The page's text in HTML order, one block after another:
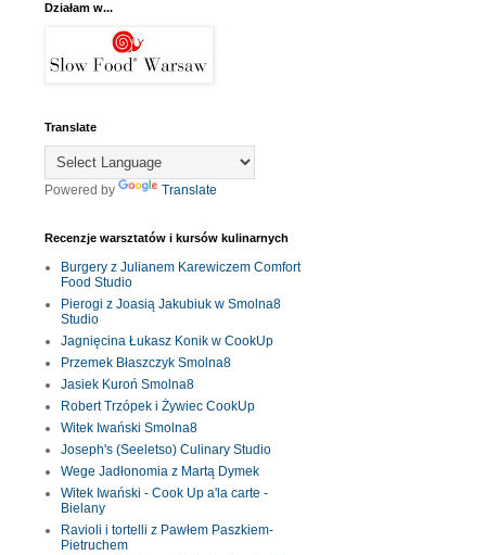
Działam w...
Translate
Powered by Translate
Recenzje warsztatów i kursów kulinarnych
Burgery z Julianem Karewiczem Comfort
Food Studio
Pierogi z Joasią Jakubiuk w Smolna8
Studio
Jagnięcina Łukasz Konik w CookUp
Przemek Błaszczyk Smolna8
Jasiek Kuroń Smolna8
Robert Trzópek i Żywiec CookUp
Witek Iwański Smolna8
Joseph's (Seeletso) Culinary Studio
Wege Jadłonomia z Martą Dymek
Witek Iwański - Cook Up a'la carte -
Bielany
Ravioli i tortelli z Pawłem Paszkiem-
Pietruchem